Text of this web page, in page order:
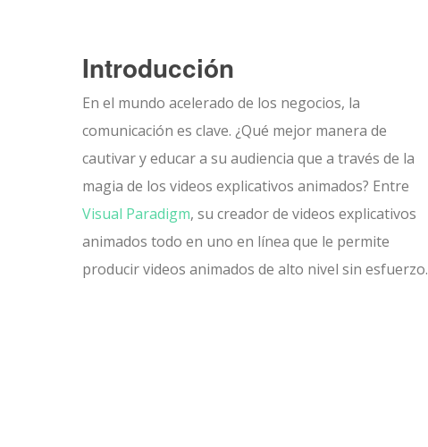
Introducción
En el mundo acelerado de los negocios, la
comunicación es clave. ¿Qué mejor manera de
cautivar y educar a su audiencia que a través de la
magia de los videos explicativos animados? Entre
Visual Paradigm, su creador de videos explicativos
animados todo en uno en línea que le permite
producir videos animados de alto nivel sin esfuerzo.